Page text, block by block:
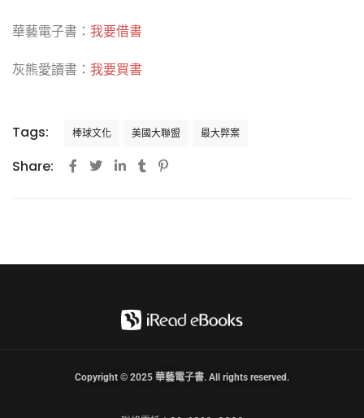
華藝電子書： 我要借書
灰熊愛讀書： 我要買書
Tags: 棒球文化 美國大聯盟 最大弊案
Share:
Copyright © 2025 華藝電子書. All rights reserved.